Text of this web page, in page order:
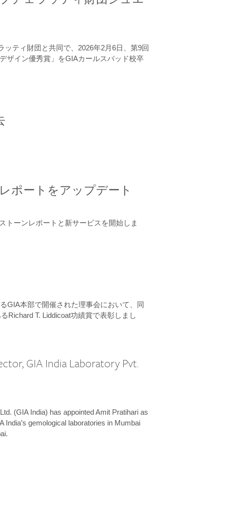
ティ財団と共同で、2026年2月6日、第9回
ザイン優秀賞」をGIAカールスバッド校卒
ポートをアップデート
トーンレポートと新サービスを開始しま
GIA本部で開催された理事会において、同
Richard T. Liddicoat功績賞で表彰しまし
GIA India Laboratory Pvt.
(GIA India) has appointed Amit Pratihari as
India’s gemological laboratories in Mumbai